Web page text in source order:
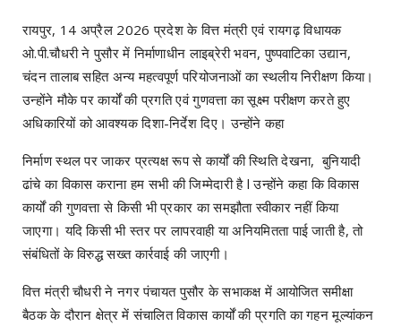
रायपुर, 14 अप्रैल 2026 प्रदेश के वित्त मंत्री एवं रायगढ़ विधायक
ओ.पी.चौधरी ने पुसौर में निर्माणाधीन लाइब्रेरी भवन, पुष्पवाटिका उद्यान,
चंदन तालाब सहित अन्य महत्वपूर्ण परियोजनाओं का स्थलीय निरीक्षण किया।
उन्होंने मौके पर कार्यों की प्रगति एवं गुणवत्ता का सूक्ष्म परीक्षण करते हुए
अधिकारियों को आवश्यक दिशा-निर्देश दिए। उन्होंने कहा
निर्माण स्थल पर जाकर प्रत्यक्ष रूप से कार्यों की स्थिति देखना, बुनियादी
ढांचे का विकास कराना हम सभी की जिम्मेदारी है l उन्होंने कहा कि विकास
कार्यों की गुणवत्ता से किसी भी प्रकार का समझौता स्वीकार नहीं किया
जाएगा। यदि किसी भी स्तर पर लापरवाही या अनियमितता पाई जाती है, तो
संबंधितों के विरुद्ध सख्त कार्रवाई की जाएगी।
वित्त मंत्री चौधरी ने नगर पंचायत पुसौर के सभाकक्ष में आयोजित समीक्षा
बैठक के दौरान क्षेत्र में संचालित विकास कार्यों की प्रगति का गहन मूल्यांकन